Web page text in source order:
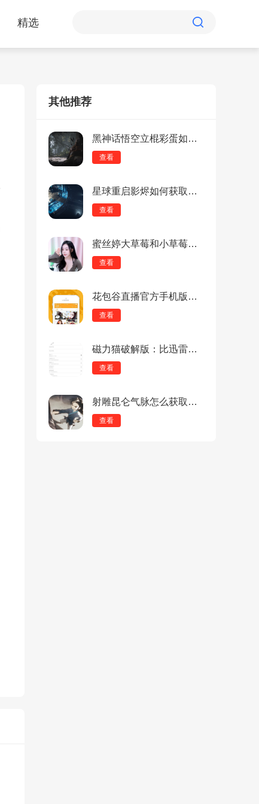
精选
其他推荐
黑神话悟空立棍彩蛋如何？黑神话悟空立棍彩蛋介绍
查看
星球重启影烬如何获取？星球重启影烬获取攻略
查看
蜜丝婷大草莓和小草莓对比：最热门的火辣剧情直播，去除所有干扰体验的弹窗！
查看
花包谷直播官方手机版：多音频源支持的海量直播软件，声音清晰！
查看
磁力猫破解版：比迅雷好用的下载工具，功能完善！
查看
射雕昆仑气脉怎么获取？射雕昆仑气脉获取攻略
查看